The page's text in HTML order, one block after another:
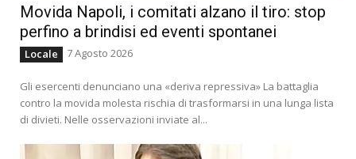
Movida Napoli, i comitati alzano il tiro: stop
perfino a brindisi ed eventi spontanei
Locale 7 Agosto 2026
Gli esercenti denunciano una «deriva repressiva» La battaglia
contro la movida molesta rischia di trasformarsi in una lunga lista
di divieti. Nelle osservazioni inviate al...